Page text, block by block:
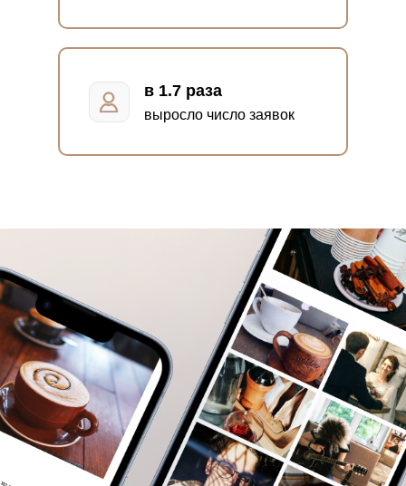
в 1.7 раза
выросло число заявок